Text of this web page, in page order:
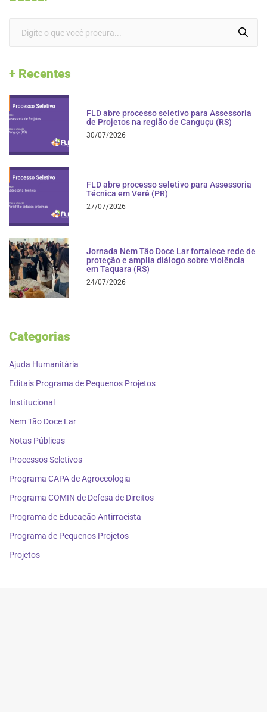
+ Recentes
FLD abre processo seletivo para Assessoria
de Projetos na região de Canguçu (RS)
30/07/2026
FLD abre processo seletivo para Assessoria
Técnica em Verê (PR)
27/07/2026
Jornada Nem Tão Doce Lar fortalece rede de
proteção e amplia diálogo sobre violência
em Taquara (RS)
24/07/2026
Categorias
Ajuda Humanitária
Editais Programa de Pequenos Projetos
Institucional
Nem Tão Doce Lar
Notas Públicas
Processos Seletivos
Programa CAPA de Agroecologia
Programa COMIN de Defesa de Direitos
Programa de Educação Antirracista
Programa de Pequenos Projetos
Projetos